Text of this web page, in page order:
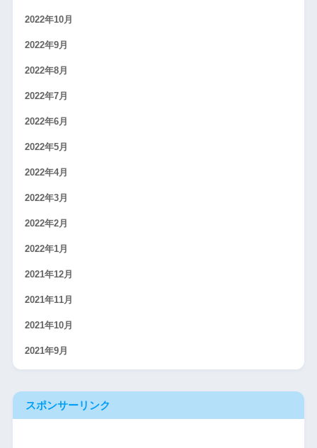
2022年10月
2022年9月
2022年8月
2022年7月
2022年6月
2022年5月
2022年4月
2022年3月
2022年2月
2022年1月
2021年12月
2021年11月
2021年10月
2021年9月
スポンサーリンク